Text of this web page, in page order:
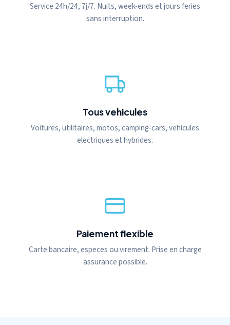
Service 24h/24, 7j/7. Nuits, week-ends et jours feries
sans interruption.
Tous vehicules
Voitures, utilitaires, motos, camping-cars, vehicules
electriques et hybrides.
Paiement flexible
Carte bancaire, especes ou virement. Prise en charge
assurance possible.